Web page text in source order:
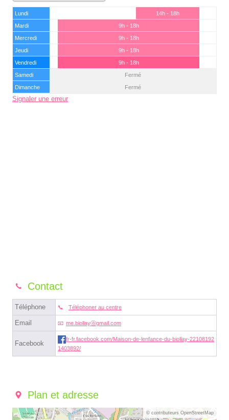
Lundi
14h - 18h
Mardi
9h - 18h
Mercredi
9h - 18h
Jeudi
9h - 18h
Vendredi
9h - 18h
Samedi
Fermé
Dimanche
Fermé
Signaler une erreur
Contact
Téléphone Téléphoner au centre
Email me.biollayⓐgmail.com
Facebook
fr-fr.facebook.com/Maison-de-lenfance-du-biollay-22108192
1403892/
Plan et adresse
© contributeurs OpenStreetMap